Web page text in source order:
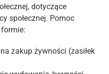
dotyczące
społecznej. Pomoc
zakup żywności (zasiłek